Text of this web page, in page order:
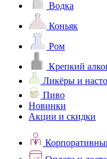
Водка
Коньяк
Ром
Крепкий
Ликёры и
Пиво
Новинки
Акции и скидки